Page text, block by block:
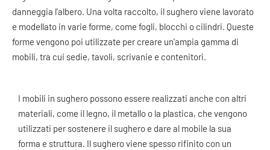
danneggia l'albero. Una volta raccolto, il sughero viene lavorato
e modellato in varie forme, come fogli, blocchi o cilindri. Queste
forme vengono poi utilizzate per creare un'ampia gamma di
mobili, tra cui sedie, tavoli, scrivanie e contenitori.
I mobili in sughero possono essere realizzati anche con altri
materiali, come il legno, il metallo o la plastica, che vengono
utilizzati per sostenere il sughero e dare al mobile la sua
forma e struttura. Il sughero viene spesso rifinito con un